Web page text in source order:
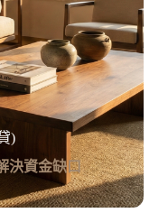
)
決資金缺口